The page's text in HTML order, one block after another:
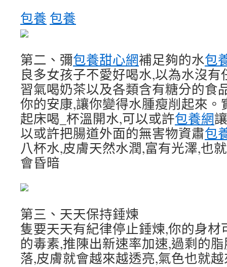
包養 包養
第二、彌包養甜心網補足夠的水包
良多女孩子不愛好喝水,以為水沒有
習氣喝奶茶以及各類含有糖分的食
你的安康,讓你變得水腫瘦削起來。
起床喝_杯溫開水,可以或許包養網
以或許把腸道外面的無害物資肅包
八杯水,皮膚天然水潤,富有光澤,也
會昏暗
第三、天天保持錘煉
隻要天天有紀律停止錘煉,你的身材
的毒素,推陳出新速率加速,過剩的
落,皮膚就會越來越透亮,氣色也就